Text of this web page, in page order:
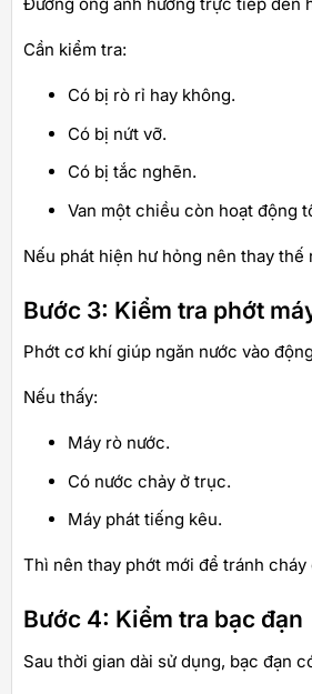
Cần kiểm tra:
Có bị rò rỉ hay không.
Có bị nứt vỡ.
Có bị tắc nghẽn.
Van một chiều còn hoạt động
Nếu phát hiện hư hỏng nên thay thế
Bước 3: Kiểm tra phớt
Phớt cơ khí giúp ngăn nước vào
Nếu thấy:
Máy rò nước.
Có nước chảy ở trục.
Máy phát tiếng kêu.
Thì nên thay phớt mới để tránh cháy
Bước 4: Kiểm tra bạc đạn
Sau thời gian dài sử dụng, bạc đạn